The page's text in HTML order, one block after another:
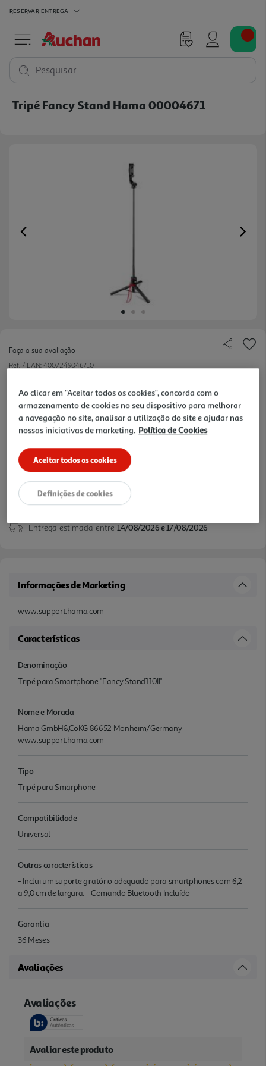
RESERVAR ENTREGA
Pesquisar
Tripé Fancy Stand Hama 00004671
Previous
Faça a sua avaliação
Ref. / EAN: 4007249046710
www.support.hama.com
19,99 €
Entrega estimada entre 14/08/2026 e 17/08/2026
Informações de Marketing
www.support.hama.com
Características
Denominação
Tripé para Smartphone "Fancy Stand110II"
Nome e Morada
Hama GmbH&CoKG 86652 Monheim/Germany
www.support.hama.com
Tipo
Tripé para Smarphone
Compatibilidade
Universal
Outras características
- Inclui um suporte giratório adequado para smartphones com 6,2
a 9,0 cm de largura. - Comando Bluetooth Incluído
Garantia
36 Meses
Avaliações
Ao clicar em "Aceitar todos os cookies", concorda com o
armazenamento de cookies no seu dispositivo para melhorar
a navegação no site, analisar a utilização do site e ajudar nas
nossas iniciativas de marketing. Política de Cookies
Aceitar todos os cookies
Definições de cookies